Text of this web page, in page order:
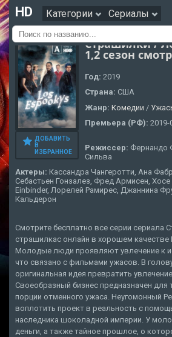
HD Категории Сериалы
ДОБАВИТЬ
В
ИЗБРАННОЕ
Страшилки /
1,2 сезон
Год: 2019
Страна: США
Жанр: Комедии /
Премьера (РФ): 2019-
Режиссер: Фернандо
Сильва
Актеры: Кассандра Чангеротти, Ана
Себастьен Гонзалез, Фред Армисен,
Einbinder, Лорелей Рамирес, Джаннина
Кальдерон
Смотрите бесплатно все серии сериала
страшилкас онлайн в хорошем качестве
Молодые люди проявляют увлечение к
что связано с фильмами ужасов. В
оригинальная идея превратить
Своеобразный бизнес предназначен для
порции отменного ужаса. Неугомонный
воплотить проект в реальность с
наследника шоколадной империи. У
деньги, а также тайное прошлое, о